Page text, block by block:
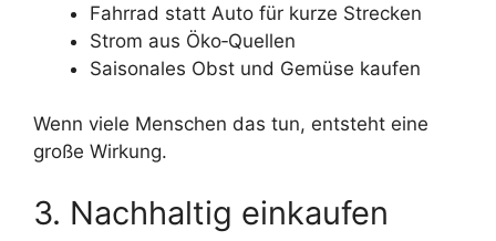
Fahrrad statt Auto für kurze Strecken
Strom aus Öko‑Quellen
Saisonales Obst und Gemüse kaufen
Wenn viele Menschen das tun, entsteht eine
große Wirkung.
3. Nachhaltig einkaufen